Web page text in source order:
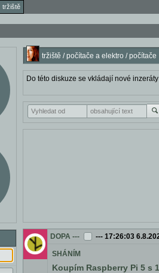
tržiště
tržiště / počítače a elektro / počítače
Do této diskuze se vkládají nové
DOPA --- --- 17:26:03
SHÁNÍM
Koupím Raspberry Pi 5 s